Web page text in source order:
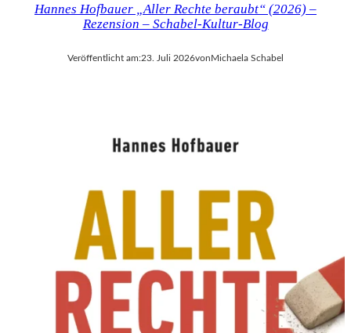
Hannes Hofbauer „Aller Rechte beraubt“ (2026) –
Rezension – Schabel-Kultur-Blog
Veröffentlicht am:23. Juli 2026vonMichaela Schabel